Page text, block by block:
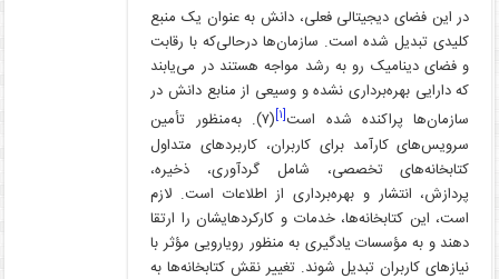
در این فضای دیجیتالی فعلی، دانش به عنوان یک منبع
کلیدی تبدیل شده است. سازمان‌ها درحالی‌که با رقابت
و فضای دینامیک رو به رشد مواجه هستند در می‌یابند
که دارایی بهره‌برداری نشده و وسیعی از منابع دانش در
سازمان‌ها پراکنده شده است[۱]
(۷). به‌منظور تأمین
سرویس‌های کارآمد برای کاربران، کاربردهای متداول
کتابخانه‌های تخصصی، شامل گردآوری، ذخیره،
پردازش، انتشار و بهره‌برداری از اطلاعات است. لازم
است، این کتابخانه‌ها، خدمات و کارکردهایشان را ارتقا
دهند و به مؤسسات یادگیری به منظور رویارویی مؤثر با
نیازهای کاربران تبدیل شوند. تغییر نقش کتابخانه‌ها به